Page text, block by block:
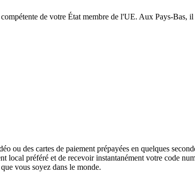
de votre État membre de l'UE. Aux Pays-
ou des cartes de paiement prépayées en quelques
préféré et de recevoir instantanément votre code
vous soyez dans le monde.